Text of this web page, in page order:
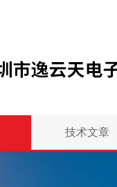
技术文章